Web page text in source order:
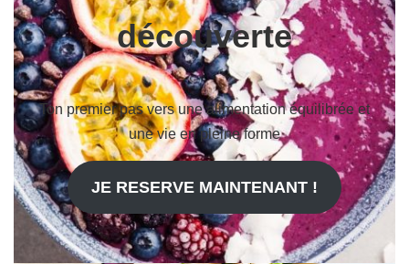
découverte
Ton premier pas vers une alimentation équilibrée et
une vie en pleine forme
JE RESERVE MAINTENANT !